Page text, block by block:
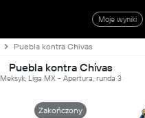
Moje wyniki
Puebla kontra Chivas
Puebla kontra Chivas
Meksyk, Liga MX - Apertura, runda 3
Zakończony